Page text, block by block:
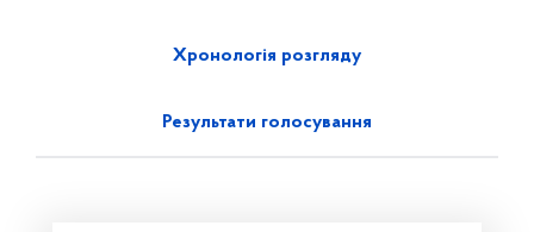
Хронологія розгляду
Результати голосування